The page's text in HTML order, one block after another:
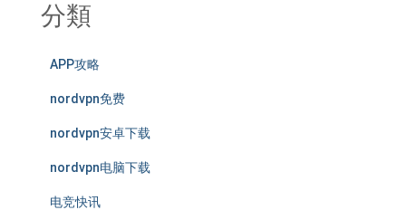
分類
APP攻略
nordvpn免费
nordvpn安卓下载
nordvpn电脑下载
电竞快讯